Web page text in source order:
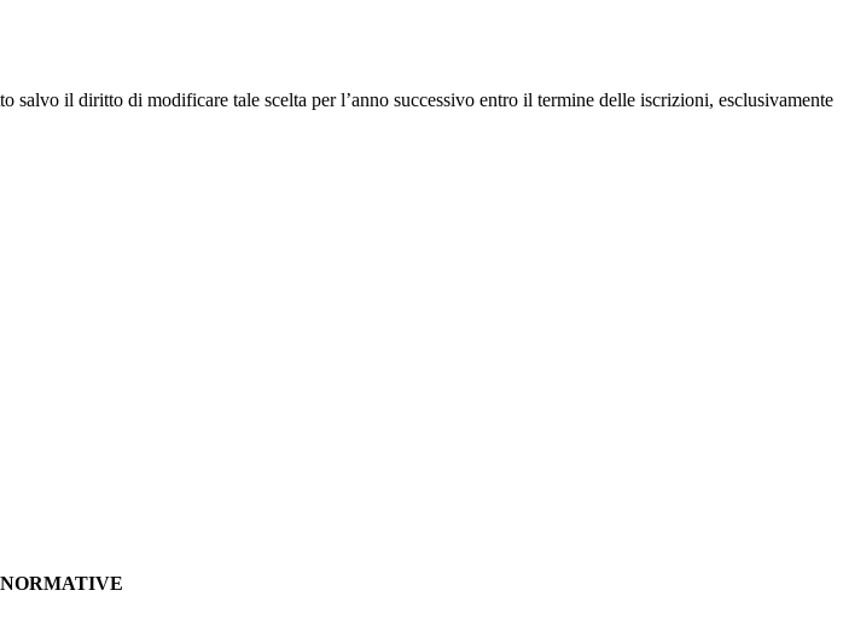
il diritto di modificare tale scelta per l’anno successivo entro il termine delle iscrizioni, esclusivamente